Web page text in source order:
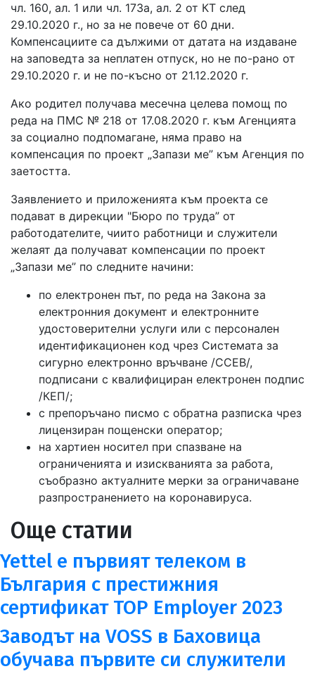
чл. 160, ал. 1 или чл. 173а, ал. 2 от КТ след
29.10.2020 г., но за не повече от 60 дни.
Компенсациите са дължими от датата на издаване
на заповедта за неплатен отпуск, но не по-рано от
29.10.2020 г. и не по-късно от 21.12.2020 г.
Ако родител получава месечна целева помощ по
реда на ПМС № 218 от 17.08.2020 г. към Агенцията
за социално подпомагане, няма право на
компенсация по проект „Запази ме” към Агенция по
заетостта.
Заявлението и приложенията към проекта се
подават в дирекции "Бюро по труда” от
работодателите, чиито работници и служители
желаят да получават компенсации по проект
„Запази ме” по следните начини:
по електронен път, по реда на Закона за
електронния документ и електронните
удостоверителни услуги или с персонален
идентификационен код чрез Системата за
сигурно електронно връчване /ССЕВ/,
подписани с квалифициран електронен подпис
/КЕП/;
с препоръчано писмо с обратна разписка чрез
лицензиран пощенски оператор;
на хартиен носител при спазване на
ограниченията и изискванията за работа,
съобразно актуалните мерки за ограничаване
разпространението на коронавируса.
Още статии
Yettel е първият телеком в
България с престижния
сертификат TOP Employer 2023
Заводът на VOSS в Баховица
обучава първите си служители